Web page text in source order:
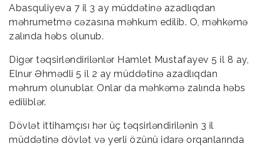
Abasquliyeva 7 il 3 ay müddətinə azadlıqdan
məhrumetmə cəzasına məhkum edilib. O, məhkəmə
zalında həbs olunub.
Digər təqsirləndirilənlər Hamlet Mustafayev 5 il 8 ay,
Elnur Əhmədli 5 il 2 ay müddətinə azadlıqdan
məhrum olunublar. Onlar da məhkəmə zalında həbs
ediliblər.
Dövlət ittihamçısı hər üç təqsirləndirilənin 3 il
müddətinə dövlət və yerli özünü idarə orqanlarında